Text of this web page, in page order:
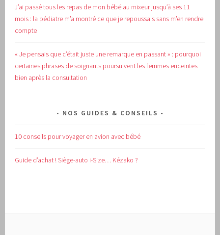
J’ai passé tous les repas de mon bébé au mixeur jusqu’à ses 11
mois : la pédiatre m’a montré ce que je repoussais sans m’en rendre
compte
« Je pensais que c’était juste une remarque en passant » : pourquoi
certaines phrases de soignants poursuivent les femmes enceintes
bien après la consultation
NOS GUIDES & CONSEILS
10 conseils pour voyager en avion avec bébé
Guide d’achat !Siège-auto i-Size… Kézako ?